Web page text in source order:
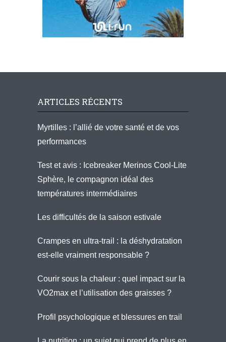
ARTICLES RÉCENTS
Myrtilles : l’allié de votre santé et de vos
performances
Test et avis : Icebreaker Merinos Cool-Lite
Sphère, le compagnon idéal des
températures intermédiaires
Les difficultés de la saison estivale
Crampes en ultra-trail : la déshydratation
est-elle vraiment responsable ?
Courir sous la chaleur : quel impact sur la
VO2max et l’utilisation des graisses ?
Profil psychologique et blessures en trail